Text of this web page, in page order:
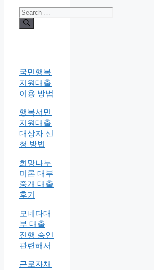
Search
for:
국민행복
지원대출
이용 방법
행복서민
지원대출
대상자 신
청 방법
희망나누
미론 대부
중개 대출
후기
모네다대
부 대출
진행 승인
관련해서
근로자채